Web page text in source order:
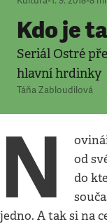
Kdo je
Seriál Ostré
hlavní hrdinky
Táňa Zabloudilová
N
od
do
jedno. A tak si na